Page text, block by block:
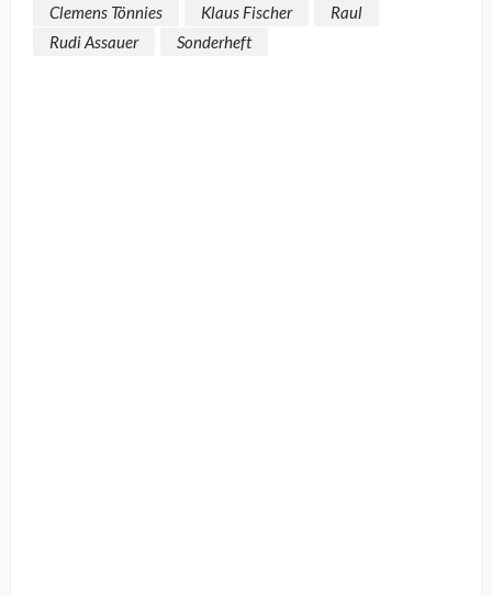
Clemens Tönnies
Klaus Fischer
Raul
Rudi Assauer
Sonderheft